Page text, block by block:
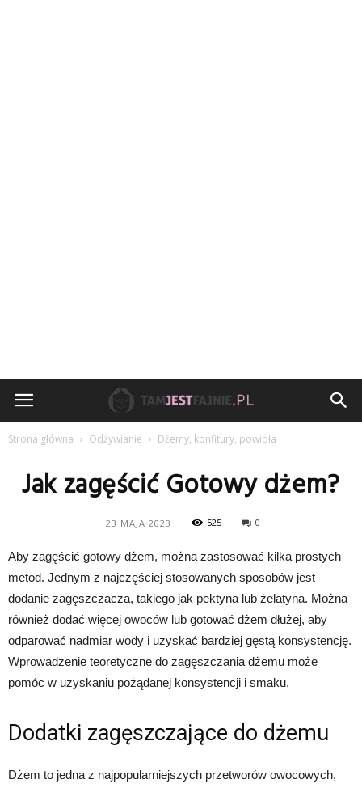
TamJestFajnie.pl
Strona główna Odżywianie Dżemy, konfitury, powidła
Jak zagęścić Gotowy dżem?
23 MAJA 2023 525 0
Aby zagęścić gotowy dżem, można zastosować kilka prostych
metod. Jednym z najczęściej stosowanych sposobów jest
dodanie zagęszczacza, takiego jak pektyna lub żelatyna. Można
również dodać więcej owoców lub gotować dżem dłużej, aby
odparować nadmiar wody i uzyskać bardziej gęstą konsystencję.
Wprowadzenie teoretyczne do zagęszczania dżemu może
pomóc w uzyskaniu pożądanej konsystencji i smaku.
Dodatki zagęszczające do dżemu
Dżem to jedna z najpopularniejszych przetworów owocowych,